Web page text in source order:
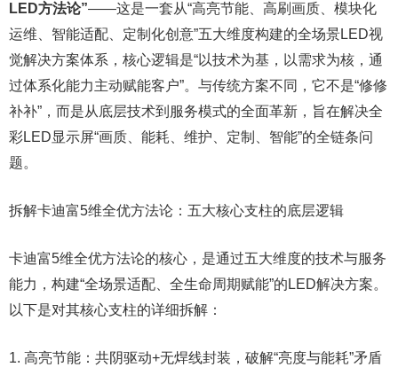
LED方法论”——这是一套从“高亮节能、高刷画质、模块化
运维、智能适配、定制化创意”五大维度构建的全场景LED视
觉解决方案体系，核心逻辑是“以技术为基，以需求为核，通
过体系化能力主动赋能客户”。与传统方案不同，它不是“修修
补补”，而是从底层技术到服务模式的全面革新，旨在解决全
彩LED显示屏“画质、能耗、维护、定制、智能”的全链条问
题。
拆解卡迪富5维全优方法论：五大核心支柱的底层逻辑
卡迪富5维全优方法论的核心，是通过五大维度的技术与服务
能力，构建“全场景适配、全生命周期赋能”的LED解决方案。
以下是对其核心支柱的详细拆解：
1. 高亮节能：共阴驱动+无焊线封装，破解“亮度与能耗”矛盾